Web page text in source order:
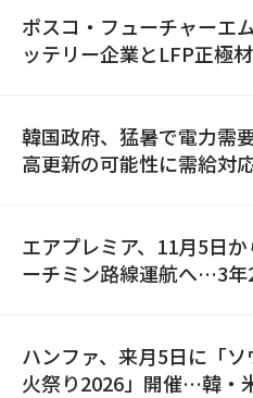
ポスコ・フューチャーエ
ッテリー企業とLFP正極
韓国政府、猛暑で電力需
高更新の可能性に需給対
エアプレミア、11月5日
ーチミン路線運航へ…3年
ハンファ、来月5日に「
火祭り2026」開催…韓・